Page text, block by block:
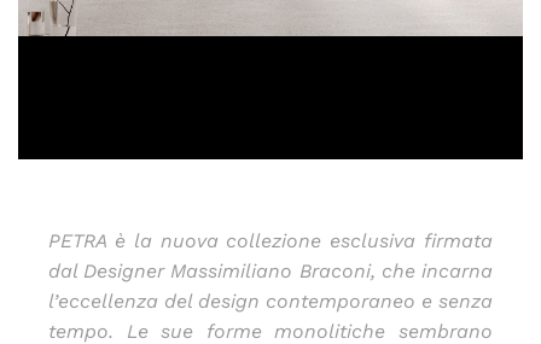
PETRA è la nuova collezione esclusiva firmata
dal Designer Massimiliano Braconi, che incarna
l’eccellenza del design contemporaneo e senza
tempo. Le sue forme monolitiche sembrano